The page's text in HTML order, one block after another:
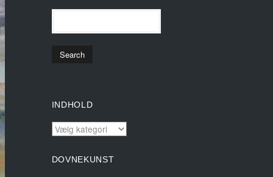
INDHOLD
INDHOLD
DOVNEKUNST